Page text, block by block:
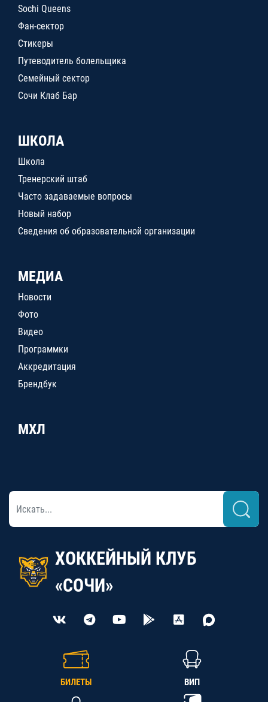
Sochi Queens
Фан-сектор
Стикеры
Путеводитель болельщика
Семейный сектор
Сочи Клаб Бар
ШКОЛА
Школа
Тренерский штаб
Часто задаваемые вопросы
Новый набор
Сведения об образовательной организации
МЕДИА
Новости
Фото
Видео
Программки
Аккредитация
Брендбук
МХЛ
ХОККЕЙНЫЙ КЛУБ
«СОЧИ»
БИЛЕТЫ ВИП